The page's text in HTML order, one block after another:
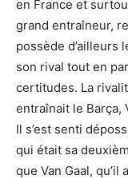
en France et
grand entraîneur,
possède d’ailleurs
son rival tout en
certitudes. La
entraînait le Barça,
Il s’est senti
qui était sa
que Van Gaal,